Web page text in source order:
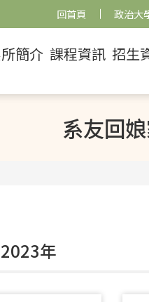
回首頁 政治大
簡介 課程資訊 招生
系友回
年